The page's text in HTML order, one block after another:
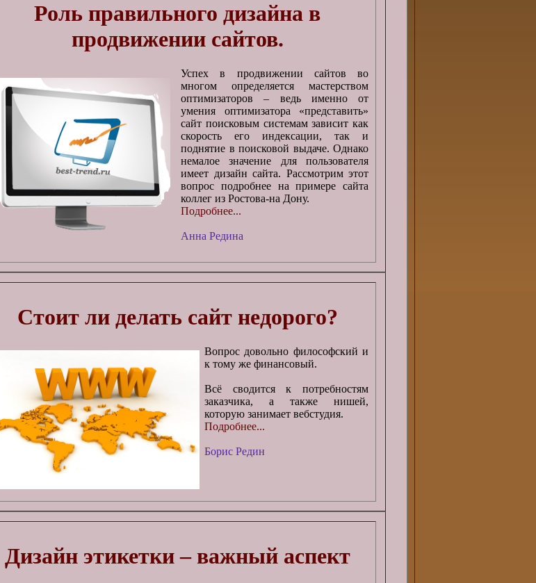
Роль правильного дизайна в
продвижении сайтов.
Успех в продвижении сайтов во
многом определяется мастерством
оптимизаторов – ведь именно от
умения оптимизатора «представить»
сайт поисковым системам зависит как
скорость его индексации, так и
поднятие в поисковой выдаче. Однако
немалое значение для пользователя
имеет дизайн сайта. Рассмотрим этот
вопрос подробнее на примере сайта
коллег из Ростова-на Дону.
Подробнее...
Анна Редина
Стоит ли делать сайт недорого?
Вопрос довольно философский и
к тому же финансовый.
Всё сводится к потребностям
заказчика, а также нишей,
которую занимает вебстудия.
Подробнее...
Борис Редин
Дизайн этикетки – важный аспект